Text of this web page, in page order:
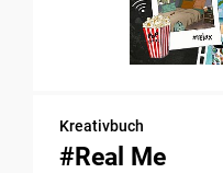
Kreativbuch
#Real Me